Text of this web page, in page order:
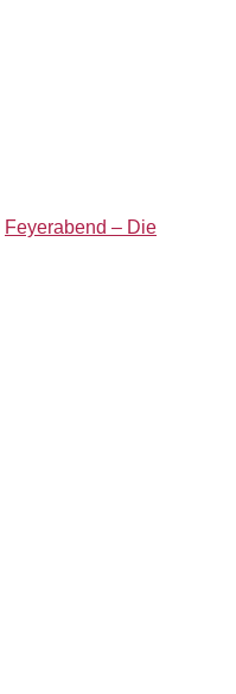
Feyerabend – Die